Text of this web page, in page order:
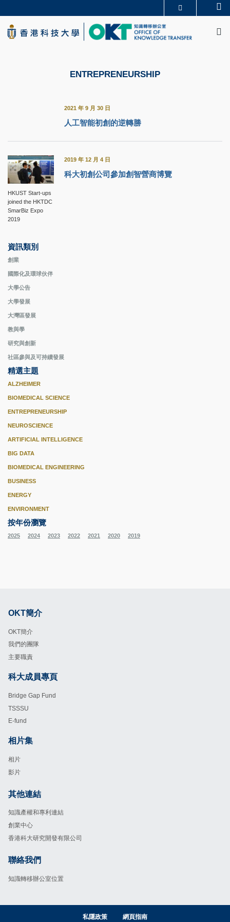
to
main
content
學術部門索引
生活@科大
圖書館
ENTREPRENEURSHIP
2021 年 9 月 30 日
人工智能初創的逆轉勝
HKUST Start-ups
joined the HKTDC
SmarBiz Expo
2019
2019 年 12 月 4 日
科大初創公司參加創智營商博覽
資訊類別
創業
國際化及環球伙伴
大學公告
大學發展
大灣區發展
教與學
研究與創新
社區參與及可持續發展
精選主題
ALZHEIMER
BIOMEDICAL SCIENCE
ENTREPRENEURSHIP
NEUROSCIENCE
ARTIFICIAL INTELLIGENCE
BIG DATA
BIOMEDICAL ENGINEERING
BUSINESS
ENERGY
ENVIRONMENT
按年份瀏覽
2025 2024 2023 2022 2021 2020 2019
Footer
OKT簡介
OKT簡介
我們的團隊
主要職責
Footer
科大成員專頁
Bridge Gap Fund
TSSSU
E-fund
相片集
相片
影片
Footer
其他連結
知識產權和專利連結
創業中心
香港科大研究開發有限公司
Footer
聯絡我們
知識轉移辦公室位置
私隱政策 網頁指南